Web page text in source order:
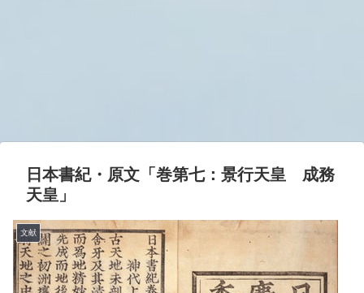
日本書紀・原文「巻第七：景行天皇 成務
天皇」
文献